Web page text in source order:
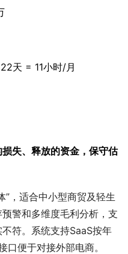
天 = 11小时/月
失、释放的资金，保守估
”，适合中小型商贸及轻生
警和多维度毛利分析，支
符。系统支持SaaS按年
口便于对接外部电商。